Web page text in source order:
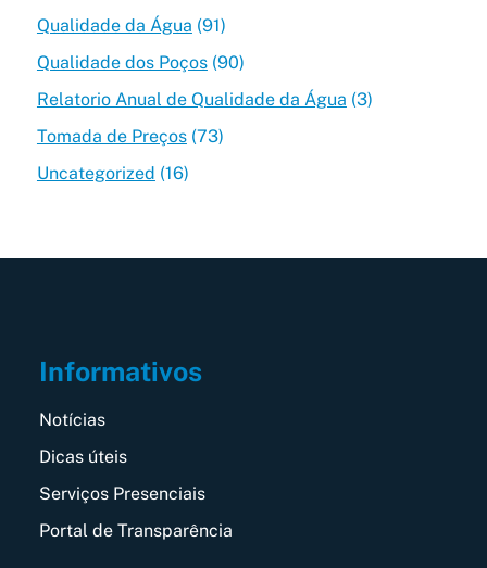
Qualidade da Água (91)
Qualidade dos Poços(90)
Relatorio Anual de Qualidade da Água (3)
Tomada de Preços(73)
Uncategorized (16)
Informativos
Notícias
Dicas úteis
Serviços Presenciais
Portal de Transparência